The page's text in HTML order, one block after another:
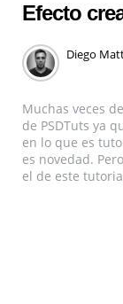
Efecto
Diego
Muchas veces
de PSDTuts ya
en lo que es
es novedad.
el de este